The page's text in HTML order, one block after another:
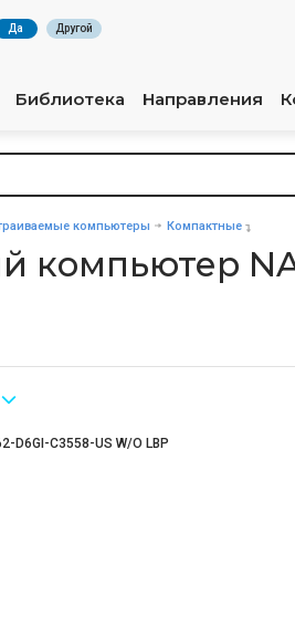
Да Другой
Библиотека Направления
компьютеры Компактные
D6GI-C3558-US W/O LBP